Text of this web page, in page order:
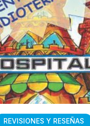
REVISIONES Y RESEÑAS